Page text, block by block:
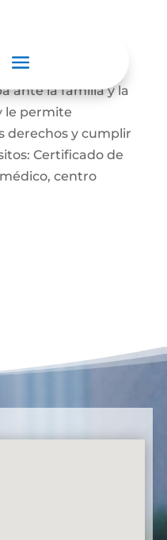
mediante
ante la familia y la
le permite
derechos y cumplir
Certificado de
centro